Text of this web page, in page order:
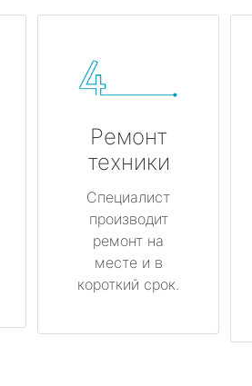
Ремонт
техники
Специалист
производит
ремонт на
месте и в
короткий срок.